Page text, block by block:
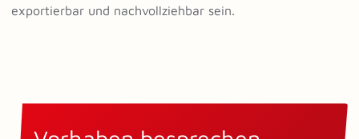
exportierbar und nachvollziehbar sein.